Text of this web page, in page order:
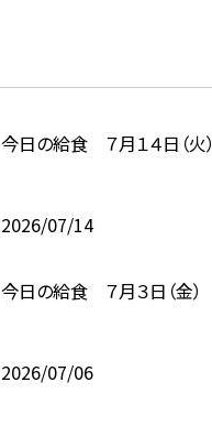
今日の給食 ７月１４日（火）
2026/07/14
今日の給食 ７月３日（金）
2026/07/06